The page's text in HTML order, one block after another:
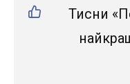
Тисни